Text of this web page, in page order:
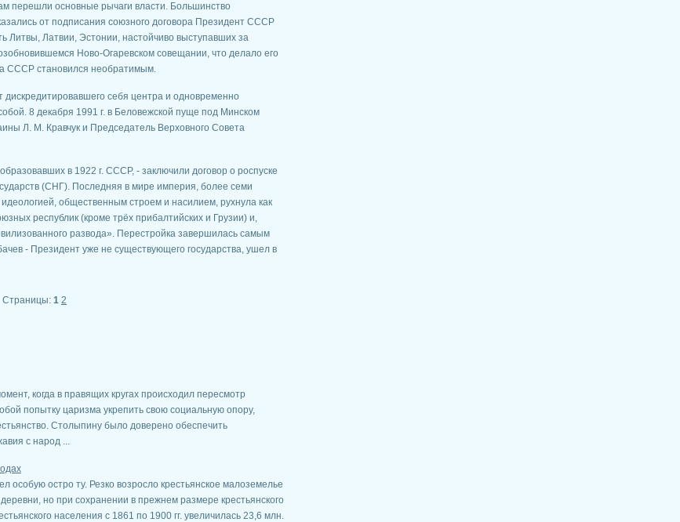
перешли основные рычаги власти. Большинство
от подписания союзного договора Президент СССР
Литвы, Латвии, Эстонии, настойчиво выступавших за
Ново-Огаревском совещании, что делало его
СССР становился необратимым.
себя центра и одновременно
8 декабря 1991 г. в Беловежской пуще под Минском
Л. М. Кравчук и Председатель Верховного Совета
в 1922 г. СССР, - заключили договор о роспуске
(СНГ). Последняя в мире империя, более семи
общественным строем и насилием, рухнула как
республик (кроме трёх прибалтийских и Грузии) и,
развода». Перестройка завершилась самым
- Президент уже не существующего государства, ушел в
Страницы: 1 2
когда в правящих кругах происходил пересмотр
попытку царизма укрепить свою социальную опору,
Столыпину было доверено обеспечить
с народ ...
особую остро ту. Резко возросло крестьянское малоземелье
но при сохранении в прежнем размере крестьянского
населения с 1861 по 1900 гг. увеличилась 23,6 млн.